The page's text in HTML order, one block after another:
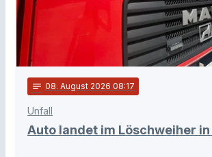
notes 08. August 2026 08:17
Unfall
Auto landet im Löschweiher